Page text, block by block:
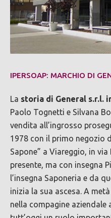
IPERSOAP: MARCHIO DI
La storia di General s.r.l.
Paolo Tognetti e Silvana
vendita all’ingrosso
1978 con il primo negozio
Sapone” a Viareggio, in
presente, ma con insegna
l’insegna Saponeria e da
inizia la sua ascesa. A
nella compagine